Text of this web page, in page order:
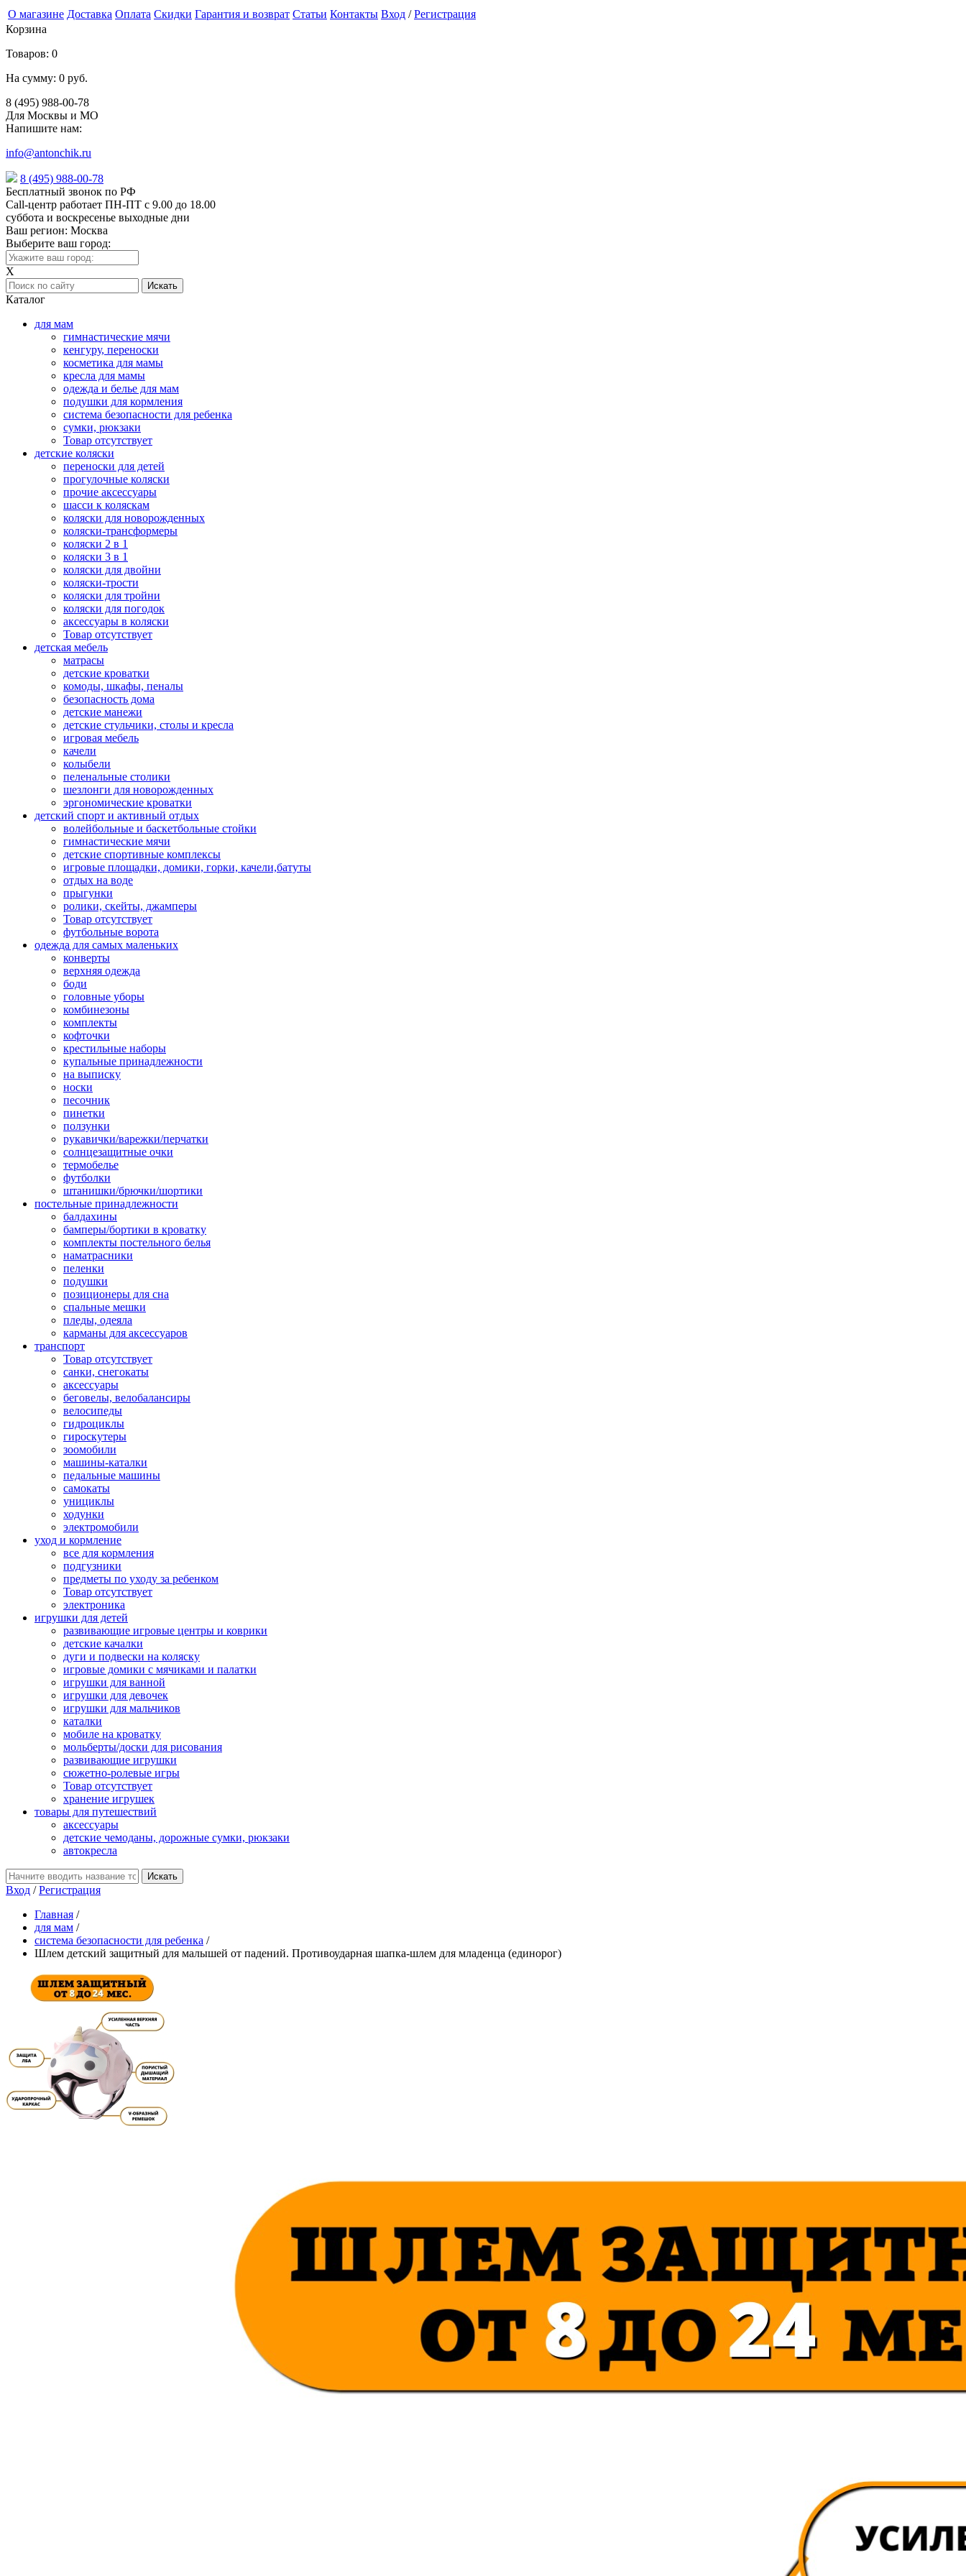
О магазине Доставка Оплата Скидки Гарантия и возврат Статьи Контакты Вход /Регистрация
Корзина
Товаров: 0
На сумму: 0 руб.
8 (495) 988-00-78
Для Москвы и МО
Напишите нам:
info@antonchik.ru
8 (495) 988-00-78
Бесплатный звонок по РФ
Call-центр работает ПН-ПТ с 9.00 до 18.00
суббота и воскресенье выходные дни
Ваш регион: Москва
Выберите ваш город:
X
Каталог
для мам
гимнастические мячи
кенгуру, переноски
косметика для мамы
кресла для мамы
одежда и белье для мам
подушки для кормления
система безопасности для ребенка
сумки, рюкзаки
Товар отсутствует
детские коляски
переноски для детей
прогулочные коляски
прочие аксессуары
шасси к коляскам
коляски для новорожденных
коляски-трансформеры
коляски 2 в 1
коляски 3 в 1
коляски для двойни
коляски-трости
коляски для тройни
коляски для погодок
аксессуары в коляски
Товар отсутствует
детская мебель
матрасы
детские кроватки
комоды, шкафы, пеналы
безопасность дома
детские манежи
детские стульчики, столы и кресла
игровая мебель
качели
колыбели
пеленальные столики
шезлонги для новорожденных
эргономические кроватки
детский спорт и активный отдых
волейбольные и баскетбольные стойки
гимнастические мячи
детские спортивные комплексы
игровые площадки, домики, горки, качели,батуты
отдых на воде
прыгунки
ролики, скейты, джамперы
Товар отсутствует
футбольные ворота
одежда для самых маленьких
конверты
верхняя одежда
боди
головные уборы
комбинезоны
комплекты
кофточки
крестильные наборы
купальные принадлежности
на выписку
носки
песочник
пинетки
ползунки
рукавички/варежки/перчатки
солнцезащитные очки
термобелье
футболки
штанишки/брючки/шортики
постельные принадлежности
балдахины
бамперы/бортики в кроватку
комплекты постельного белья
наматрасники
пеленки
подушки
позиционеры для сна
спальные мешки
пледы, одеяла
карманы для аксеcсуаров
транспорт
Товар отсутствует
санки, снегокаты
аксессуары
беговелы, велобалансиры
велосипеды
гидроциклы
гироскутеры
зоомобили
машины-каталки
педальные машины
самокаты
унициклы
ходунки
электромобили
уход и кормление
все для кормления
подгузники
предметы по уходу за ребенком
Товар отсутствует
электроника
игрушки для детей
развивающие игровые центры и коврики
детские качалки
дуги и подвески на коляску
игровые домики с мячиками и палатки
игрушки для ванной
игрушки для девочек
игрушки для мальчиков
каталки
мобиле на кроватку
мольберты/доски для рисования
развивающие игрушки
сюжетно-ролевые игры
Товар отсутствует
хранение игрушек
товары для путешествий
аксессуары
детские чемоданы, дорожные сумки, рюкзаки
автокресла
Вход /Регистрация
Главная /
для мам /
система безопасности для ребенка /
Шлем детский защитный для малышей от падений. Противоударная шапка-шлем для младенца (единорог)